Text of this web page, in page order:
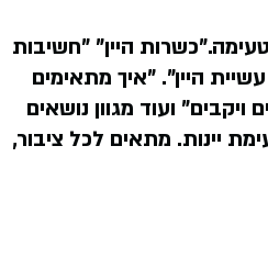
היין" "חשיבות
היין". "איך מתאימים
ויקבים" ועוד מגוון נושאים
יינות. מתאים לכל ציבור,